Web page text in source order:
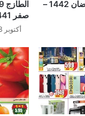
2021 الموافق 16 رمضان 1442 –
صفر 1441
أكتوبر 28, 2019